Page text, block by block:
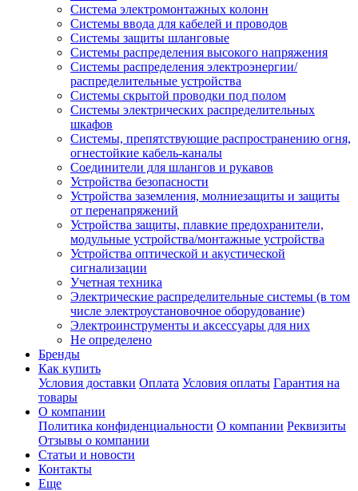
Система электромонтажных колонн
Системы ввода для кабелей и проводов
Системы защиты шланговые
Системы распределения высокого напряжения
Системы распределения электроэнергии/
распределительные устройства
Системы скрытой проводки под полом
Системы электрических распределительных
шкафов
Системы, препятствующие распространению огня,
огнестойкие кабель-каналы
Соединители для шлангов и рукавов
Устройства безопасности
Устройства заземления, молниезащиты и защиты
от перенапряжений
Устройства защиты, плавкие предохранители,
модульные устройства/монтажные устройства
Устройства оптической и акустической
сигнализации
Учетная техника
Электрические распределительные системы (в том
числе электроустановочное оборудование)
Электроинструменты и аксессуары для них
Не определено
Бренды
Как купить
Условия доставки Оплата Условия оплаты Гарантия на
товары
О компании
Политика конфиденциальности О компании Реквизиты
Отзывы о компании
Статьи и новости
Контакты
Еще